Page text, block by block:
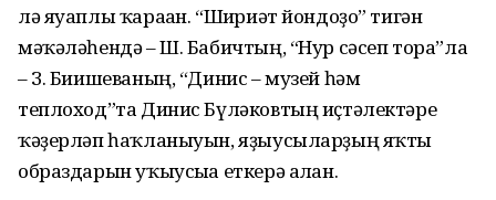
лә яуаплы ҡараған. “Шиғриәт йондоҙо” тигән
мәҡәләһендә – Ш. Бабичтың, “Нур сәсеп тора”ла
– З. Биишеваның, “Динис – музей һәм
теплоход”та Динис Бүләковтың иҫтәлектәре
ҡәҙерләп һаҡланыуын, яҙыусылар­ҙың яҡты
образдарын уҡыусыға еткерә алған.